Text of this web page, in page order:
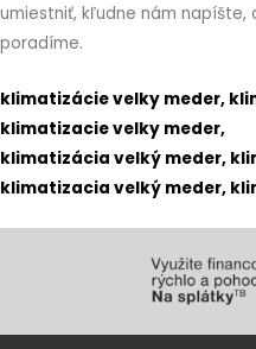
umiestniť, kľudne nám
poradíme.
klimatizácie velky meder,
klimatizacie velky meder,
klimatizácia velký meder,
klimatizacia velký meder,